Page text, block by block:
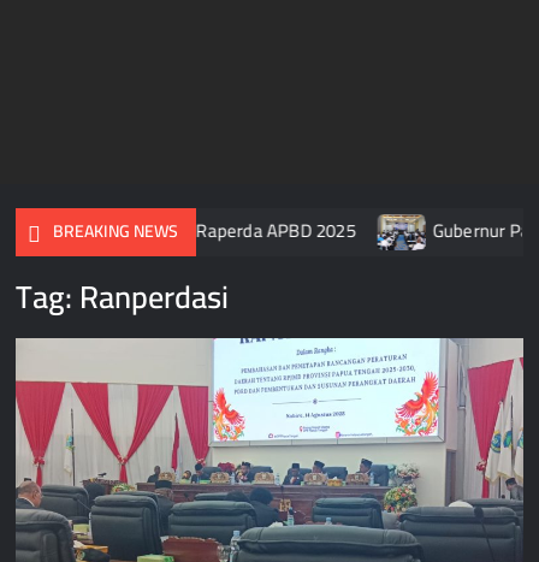
BREAKING NEWS
Tengah Setujui Raperda APBD 2025 Gubernur
Tag:Ranperdasi